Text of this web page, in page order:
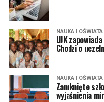
NAUKA I OŚWIATA
UJK
Chodzi o
NAUKA I OŚWIATA
Zamknięte
wyjaśnienia